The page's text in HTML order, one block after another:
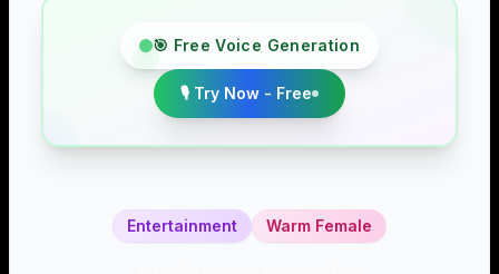
🎯 Free Voice Generation
🎙️ Try Now - Free
Entertainment Warm Female